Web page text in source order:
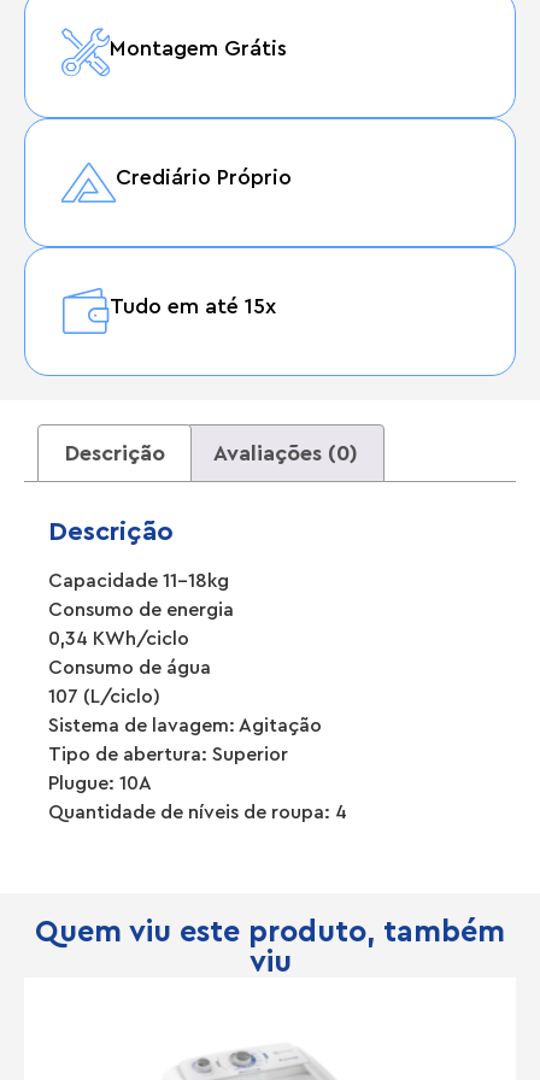
Montagem Grátis
Crediário Próprio
Tudo em até 15x
Descrição Avaliações (0)
Descrição
Capacidade 11-18kg
Consumo de energia
0,34 KWh/ciclo
Consumo de água
107 (L/ciclo)
Sistema de lavagem: Agitação
Tipo de abertura: Superior
Plugue: 10A
Quantidade de níveis de roupa: 4
Quem viu este produto, também
viu